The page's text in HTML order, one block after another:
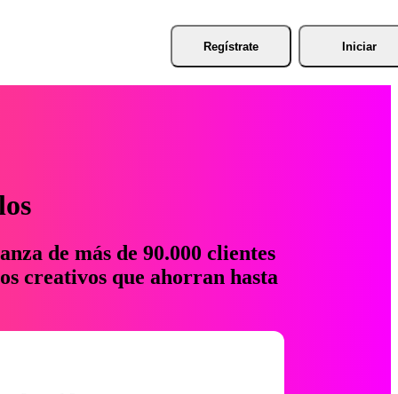
Regístrate Iniciar
de más de 90.000 clientes
creativos que ahorran hasta